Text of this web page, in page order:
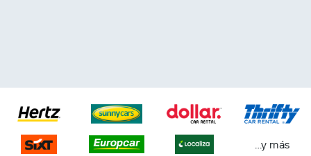
...y más